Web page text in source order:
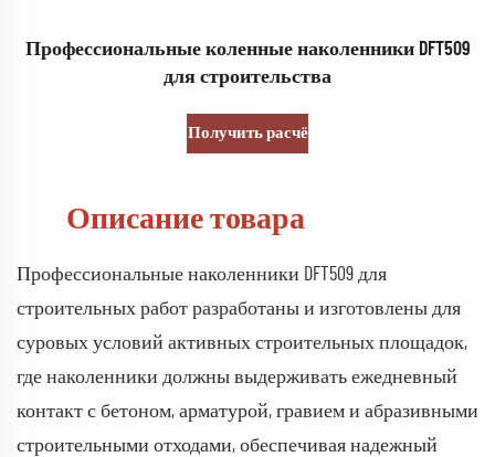
Профессиональные коленные наколенники DFT509
для строительства
Получить расчёт стоимости
Описание товара
Профессиональные наколенники DFT509 для
строительных работ разработаны и изготовлены для
суровых условий активных строительных площадок,
где наколенники должны выдерживать ежедневный
контакт с бетоном, арматурой, гравием и абразивными
строительными отходами, обеспечивая надежный